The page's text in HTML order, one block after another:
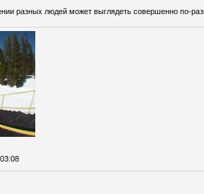
разных людей может выглядеть совершенно по-